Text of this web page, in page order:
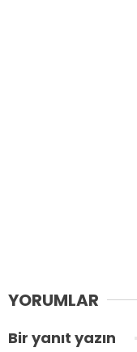
YORUMLAR
Bir yanıt yazın